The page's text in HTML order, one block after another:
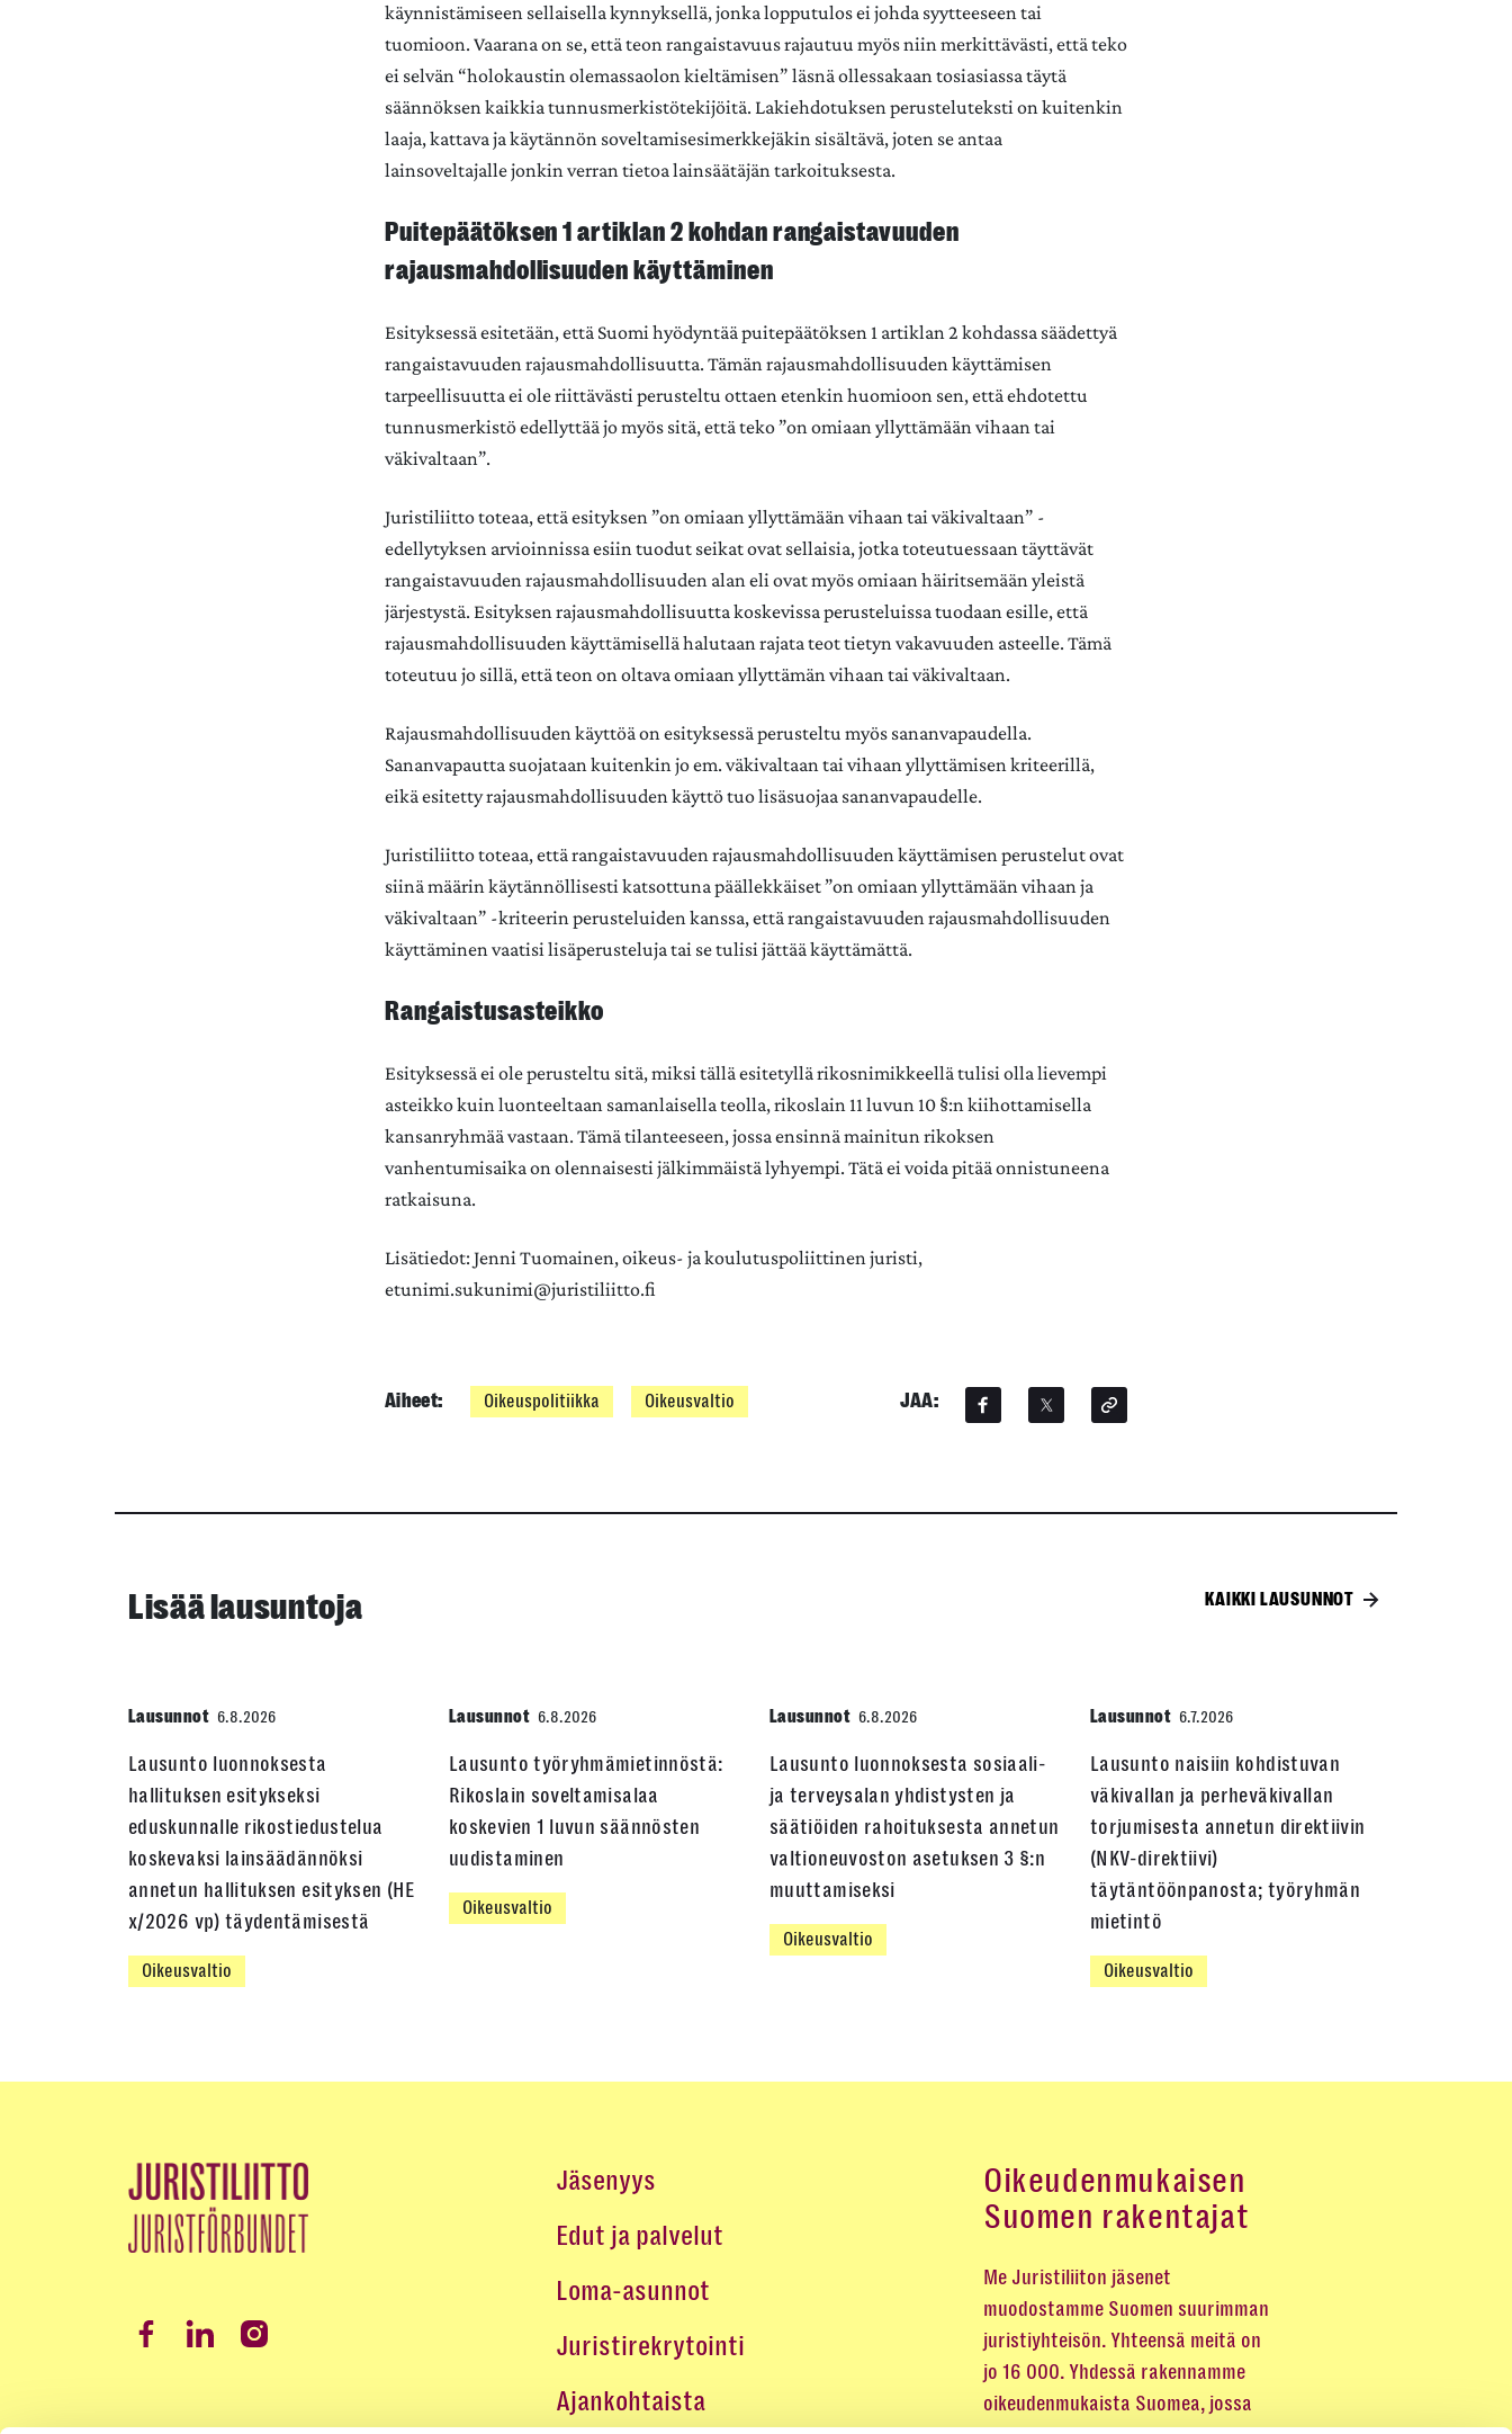
käynnistämiseen sellaisella kynnyksellä, jonka lopputulos ei johda syytteeseen tai
tuomioon. Vaarana on se, että teon rangaistavuus rajautuu myös niin merkittävästi, että teko
ei selvän “holokaustin olemassaolon kieltämisen” läsnä ollessakaan tosiasiassa täytä
säännöksen kaikkia tunnusmerkistötekijöitä. Lakiehdotuksen perusteluteksti on kuitenkin
laaja, kattava ja käytännön soveltamisesimerkkejäkin sisältävä, joten se antaa
lainsoveltajalle jonkin verran tietoa lainsäätäjän tarkoituksesta.
Puitepäätöksen 1 artiklan 2 kohdan rangaistavuuden
rajausmahdollisuuden käyttäminen
Esityksessä esitetään, että Suomi hyödyntää puitepäätöksen 1 artiklan 2 kohdassa säädettyä
rangaistavuuden rajausmahdollisuutta. Tämän rajausmahdollisuuden käyttämisen
tarpeellisuutta ei ole riittävästi perusteltu ottaen etenkin huomioon sen, että ehdotettu
tunnusmerkistö edellyttää jo myös sitä, että teko ”on omiaan yllyttämään vihaan tai
väkivaltaan”.
Juristiliitto toteaa, että esityksen ”on omiaan yllyttämään vihaan tai väkivaltaan” -
edellytyksen arvioinnissa esiin tuodut seikat ovat sellaisia, jotka toteutuessaan täyttävät
rangaistavuuden rajausmahdollisuuden alan eli ovat myös omiaan häiritsemään yleistä
järjestystä. Esityksen rajausmahdollisuutta koskevissa perusteluissa tuodaan esille, että
rajausmahdollisuuden käyttämisellä halutaan rajata teot tietyn vakavuuden asteelle. Tämä
toteutuu jo sillä, että teon on oltava omiaan yllyttämän vihaan tai väkivaltaan.
Rajausmahdollisuuden käyttöä on esityksessä perusteltu myös sananvapaudella.
Sananvapautta suojataan kuitenkin jo em. väkivaltaan tai vihaan yllyttämisen kriteerillä,
eikä esitetty rajausmahdollisuuden käyttö tuo lisäsuojaa sananvapaudelle.
Juristiliitto toteaa, että rangaistavuuden rajausmahdollisuuden käyttämisen perustelut ovat
siinä määrin käytännöllisesti katsottuna päällekkäiset ”on omiaan yllyttämään vihaan ja
väkivaltaan” -kriteerin perusteluiden kanssa, että rangaistavuuden rajausmahdollisuuden
käyttäminen vaatisi lisäperusteluja tai se tulisi jättää käyttämättä.
Rangaistusasteikko
Esityksessä ei ole perusteltu sitä, miksi tällä esitetyllä rikosnimikkeellä tulisi olla lievempi
asteikko kuin luonteeltaan samanlaisella teolla, rikoslain 11 luvun 10 §:n kiihottamisella
kansanryhmää vastaan. Tämä tilanteeseen, jossa ensinnä mainitun rikoksen
vanhentumisaika on olennaisesti jälkimmäistä lyhyempi. Tätä ei voida pitää onnistuneena
ratkaisuna.
Lisätiedot: Jenni Tuomainen, oikeus- ja koulutuspoliittinen juristi,
etunimi.sukunimi@juristiliitto.fi
Aiheet: Oikeuspolitiikka Oikeusvaltio JAA:
Lisää lausuntoja KAIKKI LAUSUNNOT
Lausunnot 6.8.2026
Lausunto luonnoksesta
hallituksen esitykseksi
eduskunnalle rikostiedustelua
koskevaksi lainsäädännöksi
annetun hallituksen esityksen (HE
x/2026 vp) täydentämisestä
Oikeusvaltio
Lausunnot 6.8.2026
Lausunto työryhmämietinnöstä:
Rikoslain soveltamisalaa
koskevien 1 luvun säännösten
uudistaminen
Oikeusvaltio
Lausunnot 6.8.2026
Lausunto luonnoksesta sosiaali-
ja terveysalan yhdistysten ja
säätiöiden rahoituksesta annetun
valtioneuvoston asetuksen 3 §:n
muuttamiseksi
Oikeusvaltio
Lausunnot 6.7.2026
Lausunto naisiin kohdistuvan
väkivallan ja perheväkivallan
torjumisesta annetun direktiivin
(NKV-direktiivi)
täytäntöönpanosta; työryhmän
mietintö
Oikeusvaltio
Jäsenyys
Edut ja palvelut
Loma-asunnot
Juristirekrytointi
Ajankohtaista
Oikeudenmukaisen
Suomen rakentajat
Me Juristiliiton jäsenet
muodostamme Suomen suurimman
juristiyhteisön. Yhteensä meitä on
jo 16 000. Yhdessä rakennamme
oikeudenmukaista Suomea, jossa